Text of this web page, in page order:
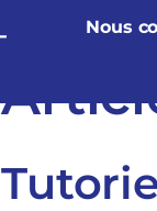
Nous